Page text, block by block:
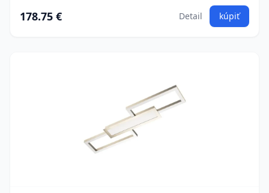
178.75 € Detail kúpiť